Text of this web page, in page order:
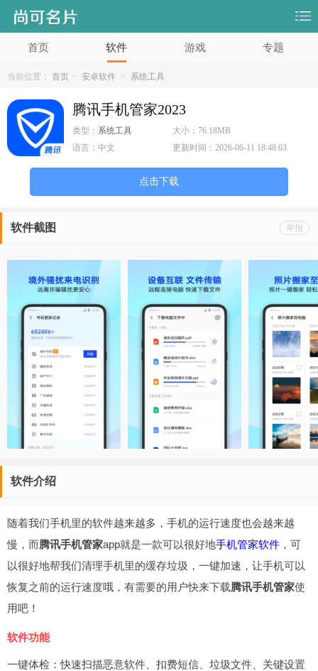
首页 软件 游戏 专题
当前位置： 首页 > 安卓软件 > 系统工具
腾讯手机管家2023
类型： 系统工具 大小： 76.18MB
语言： 中文 更新时间：2026-06-11 18:48:03
点击下载
举报
软件截图
软件介绍
随着我们手机里的软件越来越多，手机的运行速度也会越来越
慢，而腾讯手机管家app就是一款可以很好地手机管家软件 ，可
以很好地帮我们清理手机里的缓存垃圾，一键加速，让手机可以
恢复之前的运行速度哦，有需要的用户快来下载腾讯手机管家使
用吧！
软件功能
一键体检：快速扫描恶意软件、扣费短信、垃圾文件、关键设置